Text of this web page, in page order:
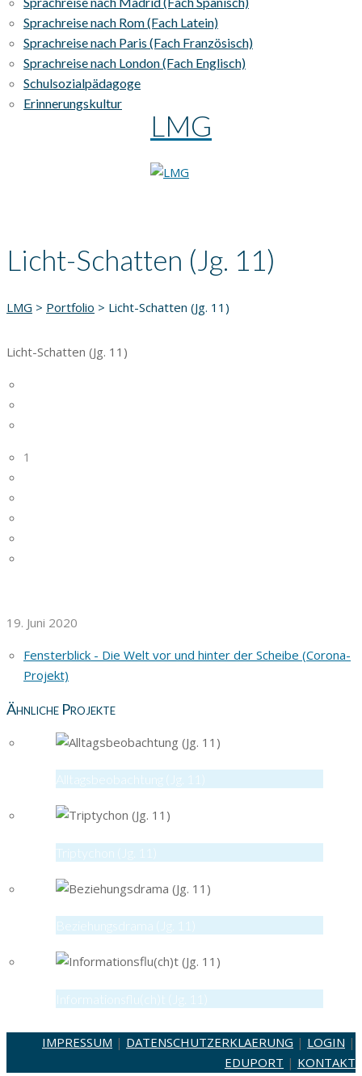
Sprachreise nach Rom (Fach Latein)
Sprachreise nach Paris (Fach Französisch)
Sprachreise nach London (Fach Englisch)
Schulsozialpädagoge
Erinnerungskultur
LMG
Licht-Schatten (Jg. 11)
LMG > Portfolio > Licht-Schatten (Jg. 11)
Licht-Schatten (Jg. 11)
1
19. Juni 2020
Fensterblick - Die Welt vor und hinter der Scheibe (Corona-
Projekt)
Ähnliche Projekte
Alltagsbeobachtung (Jg. 11)
Triptychon (Jg. 11)
Beziehungsdrama (Jg. 11)
Informationsflu(ch)t (Jg. 11)
IMPRESSUM | DATENSCHUTZERKLAERUNG | LOGIN |
EDUPORT | KONTAKT